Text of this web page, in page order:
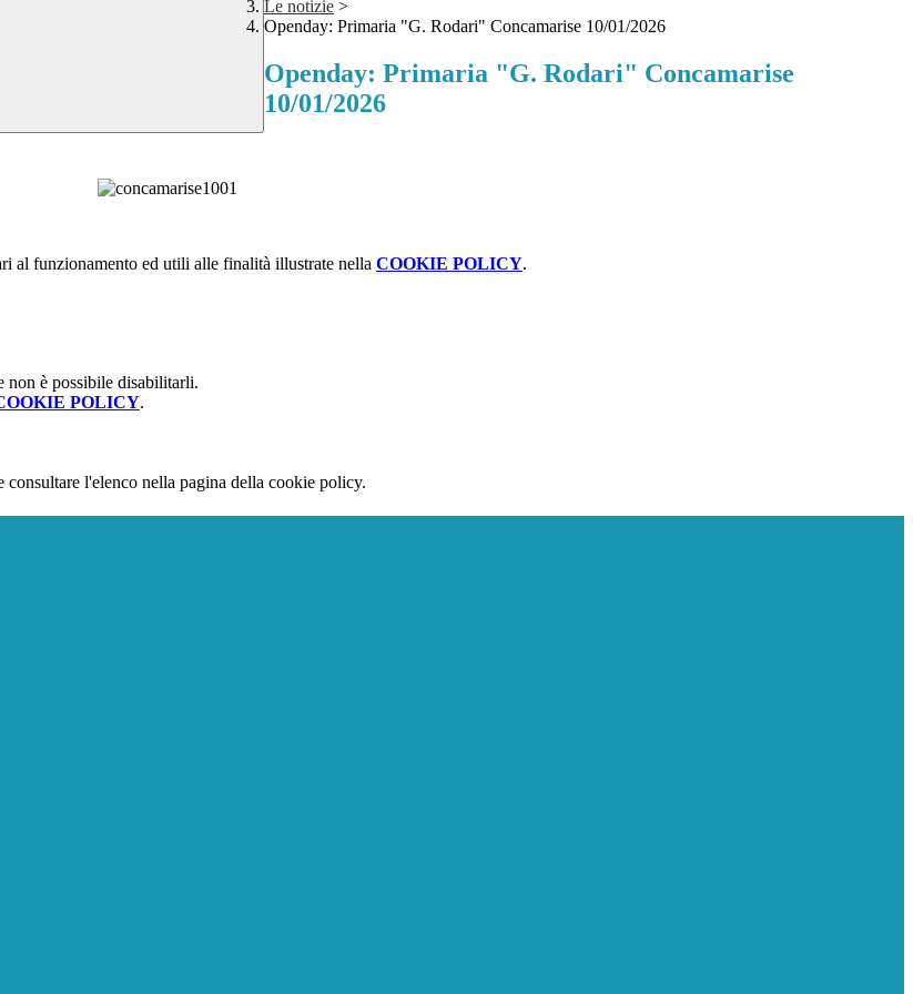
Le notizie >
Openday: Primaria "G. Rodari" Concamarise 10/01/2026
Openday: Primaria "G. Rodari" Concamarise
10/01/2026
al funzionamento ed utili alle finalità illustrate nella COOKIE POLICY.
non è possibile disabilitarli.
POLICY.
l'elenco nella pagina della cookie policy.